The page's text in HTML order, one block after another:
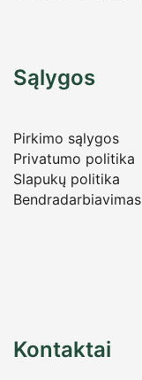
Sąlygos
Pirkimo sąlygos
Privatumo politika
Slapukų politika
Bendradarbiavimas
Kontaktai